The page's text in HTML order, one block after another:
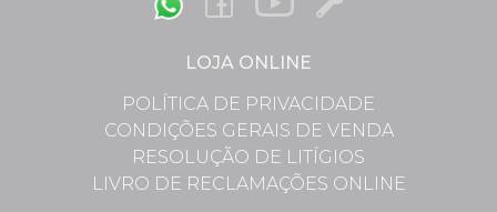
LOJA ONLINE
POLÍTICA DE PRIVACIDADE
CONDIÇÕES GERAIS DE VENDA
RESOLUÇÃO DE LITÍGIOS
LIVRO DE RECLAMAÇÕES ONLINE